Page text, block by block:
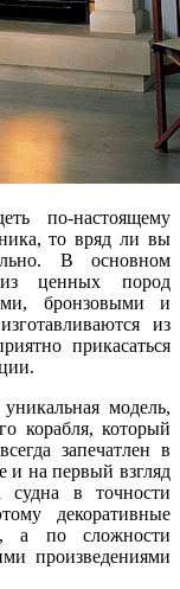
по-настоящему
то вряд ли вы
В основном
из ценных пород
бронзовыми и
из
прикасаться
модель,
корабля, который
запечатлен в
и на первый взгляд
судна в точности
декоративные
а по сложности
произведениями